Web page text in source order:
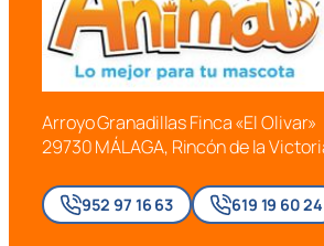
Arroyo Granadillas Finca «El Olivar»
29730 MÁLAGA, Rincón de la
952 97 16 63 619 19 60 24